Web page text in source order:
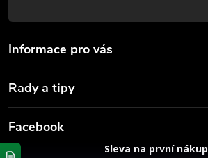
Informace pro vás
Rady a tipy
Facebook
Sleva na první nákup